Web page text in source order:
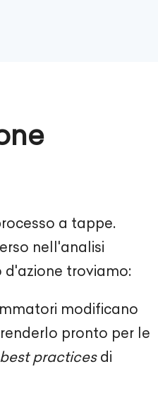
a tappe.
nell'analisi
d'azione troviamo:
modificano
pronto per le
best practicesdi